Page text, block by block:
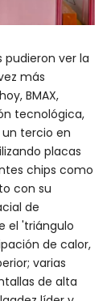
pudieron ver la
más
BMAX,
tecnológica,
tercio en
placas
chips como
con su
de
el 'triángulo
de calor,
varias
de alta